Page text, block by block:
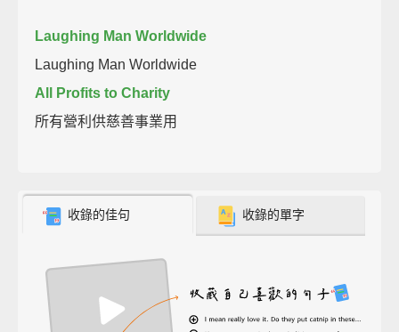
Laughing Man Worldwide
Laughing Man Worldwide
All Profits to Charity
所有營利供慈善事業用
收錄的佳句 收錄的單字